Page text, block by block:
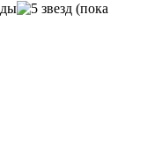
(пока